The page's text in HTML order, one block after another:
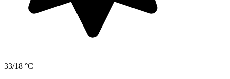
33/18 °C